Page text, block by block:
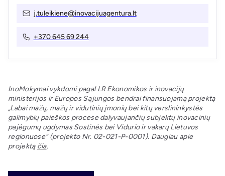
j.tuleikiene@inovacijuagentura.lt
+370 645 69 244
InoMokymai vykdomi pagal LR Ekonomikos ir inovacijų
ministerijos ir Europos Sąjungos bendrai finansuojamą projektą
„Labai mažų, mažų ir vidutinių įmonių bei kitų verslininkystės
galimybių paieškos procese dalyvaujančių subjektų inovacinių
pajėgumų ugdymas Sostinės bei Vidurio ir vakarų Lietuvos
regionuose“ (projekto Nr. 02-021-P-0001). Daugiau apie
projektą čia.